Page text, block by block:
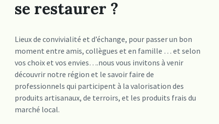
se restaurer ?
Lieux de convivialité et d’échange, pour passer un bon
moment entre amis, collègues et en famille … et selon
vos choix et vos envies….nous vous invitons à venir
découvrir notre région et le savoir faire de
professionnels qui participent à la valorisation des
produits artisanaux, de terroirs, et les produits frais du
marché local.